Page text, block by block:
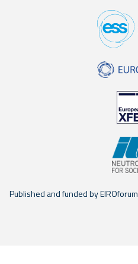
Published and funded by EIROforum